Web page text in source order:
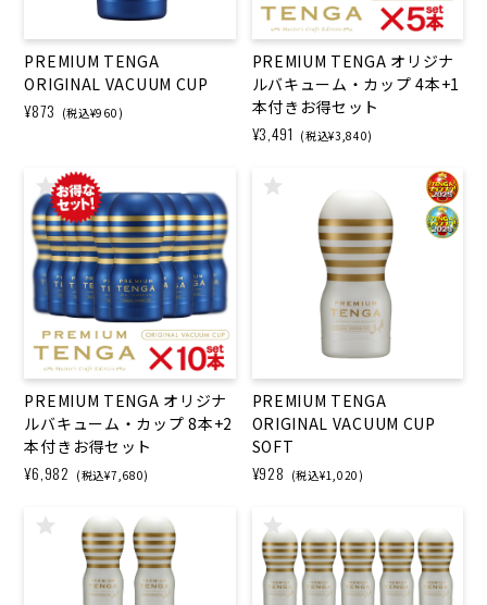
PREMIUM TENGA
ORIGINAL VACUUM CUP
¥873 (税込¥960)
PREMIUM TENGA オリジナ
ルバキューム・カップ 4本+1
本付きお得セット
¥3,491 (税込¥3,840)
PREMIUM TENGA オリジナ
ルバキューム・カップ 8本+2
本付きお得セット
¥6,982 (税込¥7,680)
PREMIUM TENGA
ORIGINAL VACUUM CUP
SOFT
¥928 (税込¥1,020)